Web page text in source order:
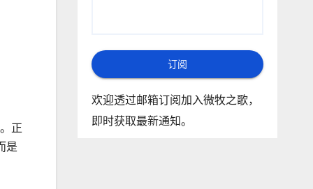
正
是
订阅
欢迎透过邮箱订阅加入微牧之歌，
即时获取最新通知。